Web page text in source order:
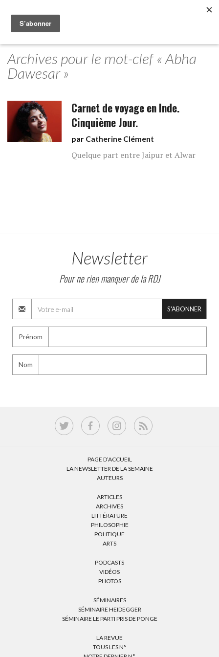
Archives pour le mot-clef « Abha
Dawesar »
Carnet de voyage en Inde.
Cinquième Jour.
par Catherine Clément
Quelque part entre Jaipur et Alwar
Newsletter
Pour ne rien manquer de la RDJ
S'ABONNER
Prénom
Nom
PAGE D’ACCUEIL
LA NEWSLETTER DE LA SEMAINE
AUTEURS
ARTICLES
ARCHIVES
LITTÉRATURE
PHILOSOPHIE
POLITIQUE
ARTS
PODCASTS
VIDÉOS
PHOTOS
SÉMINAIRES
SÉMINAIRE HEIDEGGER
SÉMINAIRE LE PARTI PRIS DE PONGE
LA REVUE
TOUS LES N°